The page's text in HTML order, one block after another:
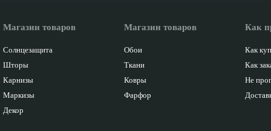
Магазин товаров
Солнцезащита
Шторы
Карнизы
Маркизы
Декор
Магазин товаров
Обои
Ткани
Ковры
Фарфор
Как
Как
Как
Не